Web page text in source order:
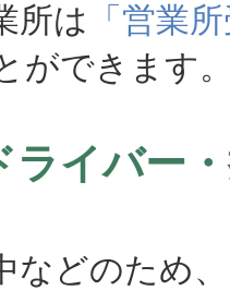
は 「営業
ができます
ライバー
などのため